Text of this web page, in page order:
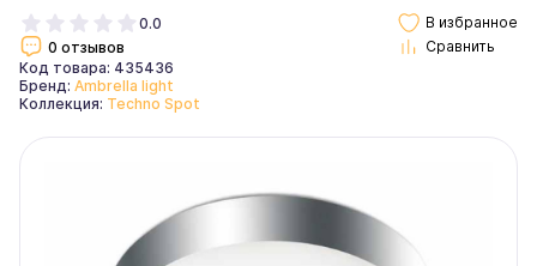
0.0
0 отзывов
Код товара: 435436
Бренд: Ambrella light
Коллекция: Techno Spot